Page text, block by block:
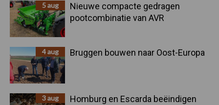
5 aug
Nieuwe compacte gedragen
pootcombinatie van AVR
4 aug Bruggen bouwen naar Oost-Europa
3 aug
Homburg en Escarda beëindigen